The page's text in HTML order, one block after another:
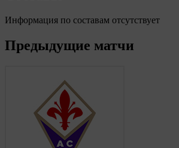
Информация по составам отсутствует
Предыдущие матчи